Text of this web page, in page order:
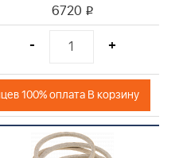
6720 i
- +
100% оплата В корзину